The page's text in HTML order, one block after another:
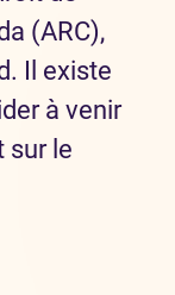
(ARC),
Il existe
à venir
sur le